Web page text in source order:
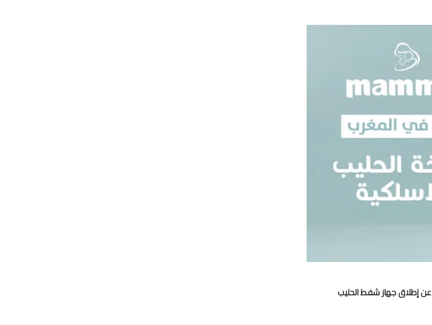
الدار البيضاء، 27 نوفمبر 2024 – استجابة لاحتياجات الأمهات العصريات، تُعلن علامة MAMMIA عن إطلاق جهاز شفط الحليب